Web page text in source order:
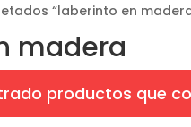
“laberinto en
madera
productos que